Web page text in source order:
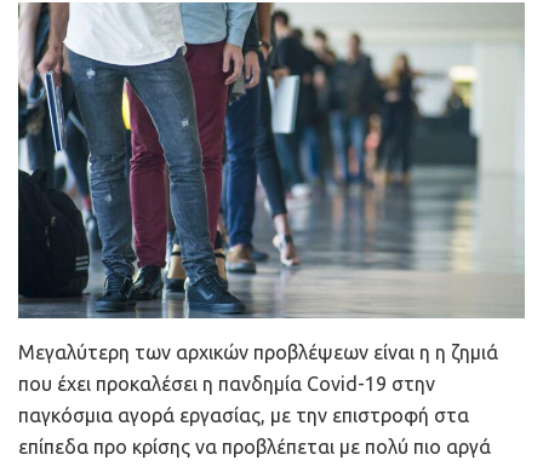
Μεγαλύτερη των αρχικών προβλέψεων είναι η η ζημιά
που έχει προκαλέσει η πανδημία Covid-19 στην
παγκόσμια αγορά εργασίας, με την επιστροφή στα
επίπεδα προ κρίσης να προβλέπεται με πολύ πιο αργά